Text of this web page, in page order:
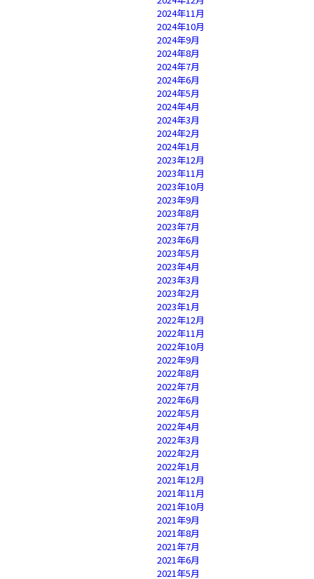
2024年11月
2024年10月
2024年9月
2024年8月
2024年7月
2024年6月
2024年5月
2024年4月
2024年3月
2024年2月
2024年1月
2023年12月
2023年11月
2023年10月
2023年9月
2023年8月
2023年7月
2023年6月
2023年5月
2023年4月
2023年3月
2023年2月
2023年1月
2022年12月
2022年11月
2022年10月
2022年9月
2022年8月
2022年7月
2022年6月
2022年5月
2022年4月
2022年3月
2022年2月
2022年1月
2021年12月
2021年11月
2021年10月
2021年9月
2021年8月
2021年7月
2021年6月
2021年5月